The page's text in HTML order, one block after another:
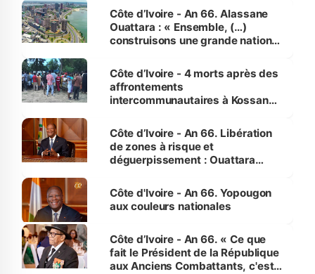
enfants
Côte d’Ivoire - An 66. Alassane
Ouattara : « Ensemble, (…)
construisons une grande nation
générations futures »
Côte d’Ivoire - 4 morts après des
affrontements
intercommunautaires à Kossandji
milieu des sinistrés
Côte d’Ivoire - An 66. Libération
de zones à risque et
déguerpissement : Ouattara
l'Etat de droit pour préserver les
vies humaines »
Côte d'Ivoire - An 66. Yopougon
aux couleurs nationales
Côte d’Ivoire - An 66. « Ce que
fait le Président de la République
aux Anciens Combattants, c'est